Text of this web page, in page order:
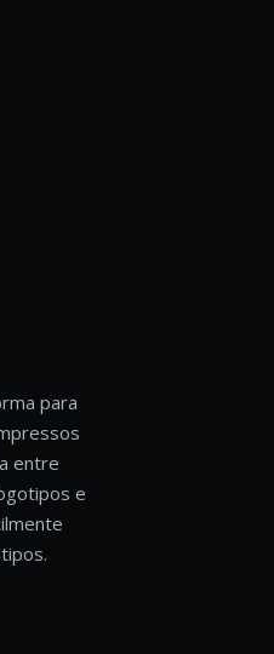
para
entre
e